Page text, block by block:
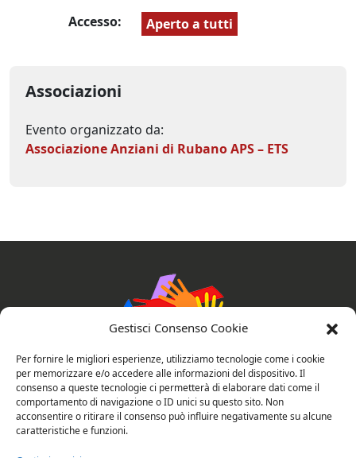
Gestisci Consenso Cookie
Per fornire le migliori esperienze, utilizziamo tecnologie come i cookie
per memorizzare e/o accedere alle informazioni del dispositivo. Il
consenso a queste tecnologie ci permetterà di elaborare dati come il
comportamento di navigazione o ID unici su questo sito. Non
acconsentire o ritirare il consenso può influire negativamente su alcune
caratteristiche e funzioni.
Accesso:
Aperto a tutti
Associazioni
Evento organizzato da:
Associazione Anziani di Rubano APS – ETS
AssociAzioni Connesse